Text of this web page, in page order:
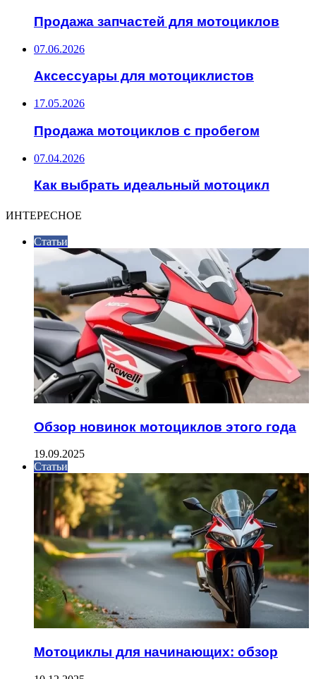
Продажа запчастей для мотоциклов
07.06.2026
Аксессуары для мотоциклистов
17.05.2026
Продажа мотоциклов с пробегом
07.04.2026
Как выбрать идеальный мотоцикл
ИНТЕРЕСНОЕ
Статьи
Обзор новинок мотоциклов этого года
19.09.2025
Статьи
Мотоциклы для начинающих: обзор